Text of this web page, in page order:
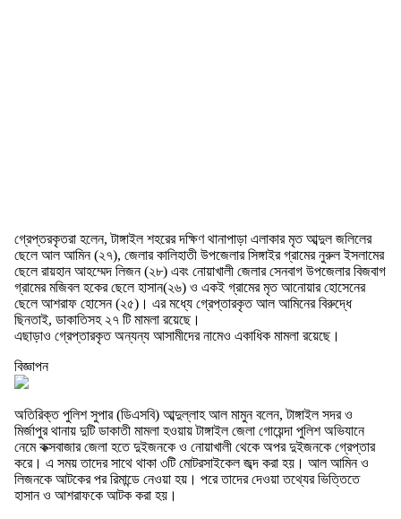
গ্রেপ্তরকৃতরা হলেন, টাঙ্গাইল শহরের দক্ষিণ থানাপাড়া এলাকার মৃত আব্দুল জলিলের
ছেলে আল আমিন (২৭), জেলার কালিহাতী উপজেলার সিঙ্গাইর গ্রামের নুরুল ইসলামের
ছেলে রায়হান আহম্মেদ লিজন (২৮) এবং নোয়াখালী জেলার সেনবাগ উপজেলার বিজবাগ
গ্রামের মজিবল হকের ছেলে হাসান(২৬) ও একই গ্রামের মৃত আনোয়ার হোসেনের
ছেলে আশরাফ হোসেন (২৫)। এর মধ্যে গ্রেপ্তারকৃত আল আমিনের বিরুদ্ধে
ছিনতাই, ডাকাতিসহ ২৭ টি মামলা রয়েছে।
এছাড়াও গ্রেপ্তারকৃত অন্যন্য আসামীদের নামেও একাধিক মামলা রয়েছে।
বিজ্ঞাপন
অতিরিক্ত পুলিশ সুপার (ডিএসবি) আব্দুল্লাহ আল মামুন বলেন, টাঙ্গাইল সদর ও
মির্জাপুর থানায় দুটি ডাকাতী মামলা হওয়ায় টাঙ্গাইল জেলা গোয়েন্দা পুলিশ অভিযানে
নেমে কক্সবাজার জেলা হতে দুইজনকে ও নোয়াখালী থেকে অপর দুইজনকে গ্রেপ্তার
করে। এ সময় তাদের সাথে থাকা ৩টি মোটরসাইকেল জব্দ করা হয়। আল আমিন ও
লিজনকে আটকের পর রিমান্ডে নেওয়া হয়। পরে তাদের দেওয়া তথ্যের ভিত্তিতে
হাসান ও আশরাফকে আটক করা হয়।